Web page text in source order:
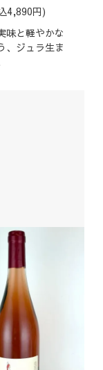
4,890円)
味と軽やかな
、ジュラ生ま